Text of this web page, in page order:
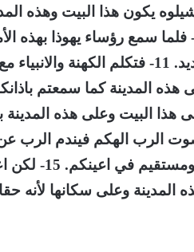
مثل شيلوه يكون هذا البيت وهذه
كل الشعب على إرميا في بيت الرب. 10- فلما سمع
إلى بيت الرب وجلسوا في مدخل باب الرب الجديد. 11-
هذا البيت وعلى هذه
الرب الهكم فيندم الرب
14- أما أنا فهانذا
وعلى سكانها لأنه